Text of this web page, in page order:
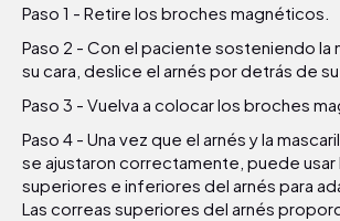
Paso 1 - Retire los broches magnéticos.
Paso 2 - Con el paciente sosteniendo la
su cara, deslice el arnés por detrás de su
Paso 3 - Vuelva a colocar los broches
Paso 4 - Una vez que el arnés y la
se ajustaron correctamente, puede usar
superiores e inferiores del arnés para
Las correas superiores del arnés